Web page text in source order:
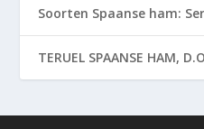
Soorten Spaanse ham:
TERUEL SPAANSE HAM,